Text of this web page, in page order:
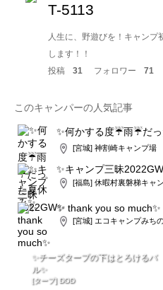
T-5113
人生に、野遊びを！キャンプ
します！！
投稿
31 フォロワー 71
このキャンパーの人気記事
✨何かする度☔️雨☔️だ
[宮城] 神割崎キャンプ場
✨キャンプ三昧
[福島] 休暇村裏磐梯キャ
✨ thank you so much✨
[宮城] エコキャンプみちの
✨チーズタープの下はとろけるバ
ル✨
[タープ] DOD